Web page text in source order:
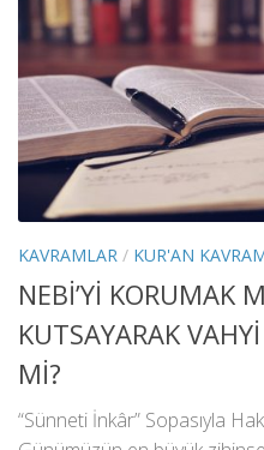
KAVRAMLAR / KUR'AN
NEBİ’Yİ KORUMAK
KUTSAYARAK
Mİ?
“Sünneti İnkâr” Sopasıyla